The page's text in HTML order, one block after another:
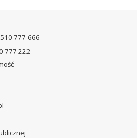
777 666
777 222